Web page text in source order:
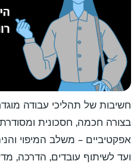
חשיבות של תהליכי עבודה
אפקטיביים – משלב המיפוי
ועד לשיתוף עובדים, הדרכה,